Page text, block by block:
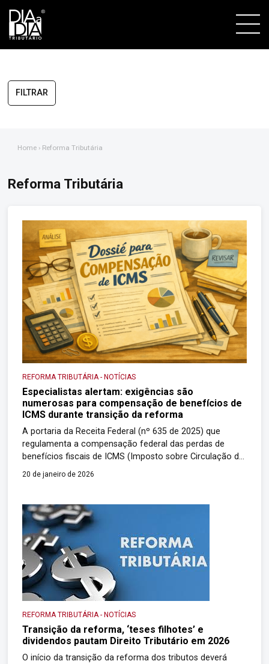
FILTRAR
Home › Reforma Tributária
Reforma Tributária
REFORMA TRIBUTÁRIA- NOTÍCIAS
Especialistas alertam: exigências são
numerosas para compensação de benefícios de
ICMS durante transição da reforma
A portaria da Receita Federal (nº 635 de 2025) que
regulamenta a compensação federal das perdas de
benefícios fiscais de ICMS (Imposto sobre Circulação de
Mercadorias e Serviços) durante a transição da reforma
trouxe análises diversas de especialistas. Profissionais
exigências de comprovação dos efeitos das renúncias,
como o Portal […]
20 de janeiro de 2026
REFORMA TRIBUTÁRIA- NOTÍCIAS
Transição da reforma, ‘teses filhotes’ e
dividendos pautam Direito Tributário em 2026
O início da transição da reforma dos tributos deverá